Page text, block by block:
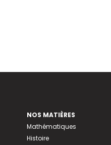
NOS MATIÈRES
Mathématiques
Histoire